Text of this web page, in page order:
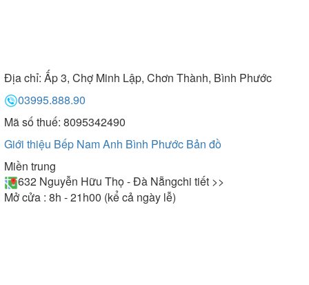
Địa chỉ: Ấp 3, Chợ Minh Lập, Chơn Thành, Bình Phước
03995.888.90
Mã số thuế: 8095342490
Giới thiệu Bếp Nam Anh Bình Phước Bản đồ
Miền trung
632 Nguyễn Hữu Thọ - Đà Nẵngchi tiết >>
Mở cửa : 8h - 21h00 (kể cả ngày lễ)